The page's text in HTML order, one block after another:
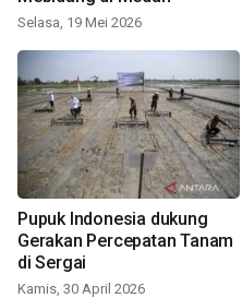
Selasa, 19 Mei 2026
Pupuk Indonesia dukung
Gerakan Percepatan Tanam
di Sergai
Kamis, 30 April 2026